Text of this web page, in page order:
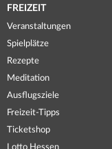
FREIZEIT
Veranstaltungen
Spielplätze
Rezepte
Meditation
Ausflugsziele
Freizeit-Tipps
Ticketshop
Lotto Hessen